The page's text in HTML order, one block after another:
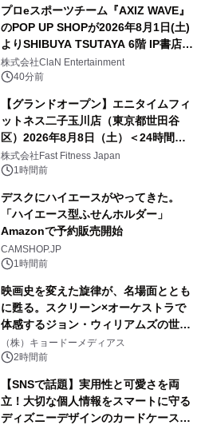
プロeスポーツチーム『AXIZ WAVE』
のPOP UP SHOPが2026年8月1日(土)
よりSHIBUYA TSUTAYA 6階 IP書店で
開催決定！！
株式会社ClaN Entertainment
40分前
【グランドオープン】エニタイムフィ
ットネス二子玉川店（東京都世田谷
区）2026年8月8日（土）＜24時間年
中無休のフィットネスジム＞
株式会社Fast Fitness Japan
1時間前
デスクにハイエースがやってきた。
「ハイエース型ふせんホルダー」
Amazonで予約販売開始
CAMSHOP.JP
1時間前
映画史を変えた旋律が、名場面ととも
に甦る。スクリーン×オーケストラで
体感するジョン・ウィリアムズの世
界。ジョン・ウィリアムズ：シネマ・
スペクタキュラー・コンサート 開催決
（株）キョードーメディアス
2時間前
【SNSで話題】実用性と可愛さを両
立！大切な個人情報をスマートに守る
ディズニーデザインのカードケースを